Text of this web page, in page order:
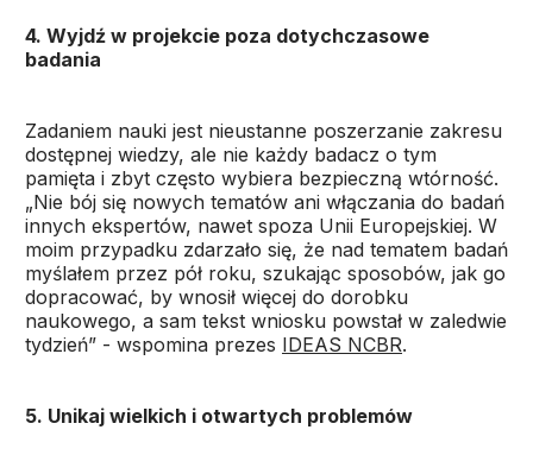
4. Wyjdź w projekcie poza dotychczasowe
badania
Zadaniem nauki jest nieustanne poszerzanie zakresu
dostępnej wiedzy, ale nie każdy badacz o tym
pamięta i zbyt często wybiera bezpieczną wtórność.
„Nie bój się nowych tematów ani włączania do badań
innych ekspertów, nawet spoza Unii Europejskiej. W
moim przypadku zdarzało się, że nad tematem badań
myślałem przez pół roku, szukając sposobów, jak go
dopracować, by wnosił więcej do dorobku
naukowego, a sam tekst wniosku powstał w zaledwie
tydzień” - wspomina prezes IDEAS NCBR.
5. Unikaj wielkich i otwartych problemów